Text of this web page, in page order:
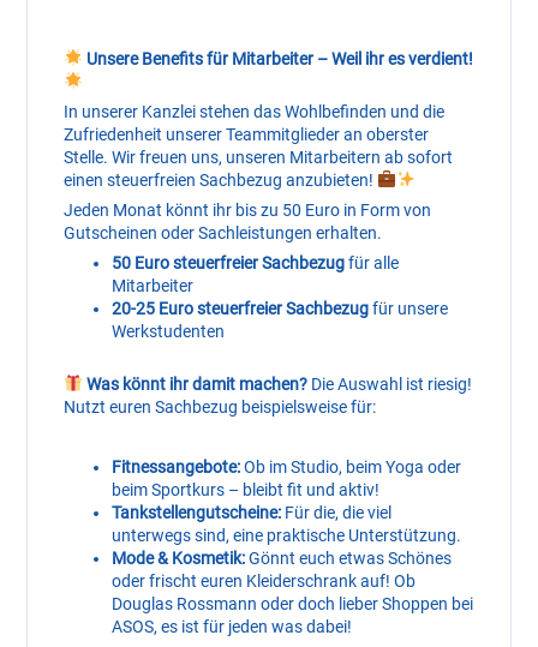
Unsere Benefits für Mitarbeiter – Weil ihr es verdient!
In unserer Kanzlei stehen das Wohlbefinden und die
Zufriedenheit unserer Teammitglieder an oberster
Stelle. Wir freuen uns, unseren Mitarbeitern ab sofort
einen steuerfreien Sachbezug anzubieten!
Jeden Monat könnt ihr bis zu 50 Euro in Form von
Gutscheinen oder Sachleistungen erhalten.
50 Euro steuerfreier Sachbezugfür alle
Mitarbeiter
20-25 Euro steuerfreier Sachbezugfür unsere
Werkstudenten
Was könnt ihr damit machen? Die Auswahl ist riesig!
Nutzt euren Sachbezug beispielsweise für:
Fitnessangebote:Ob im Studio, beim Yoga oder
beim Sportkurs – bleibt fit und aktiv!
Tankstellengutscheine: Für die, die viel
unterwegs sind, eine praktische Unterstützung.
Mode & Kosmetik:Gönnt euch etwas Schönes
oder frischt euren Kleiderschrank auf! Ob
Douglas Rossmann oder doch lieber Shoppen bei
ASOS, es ist für jeden was dabei!